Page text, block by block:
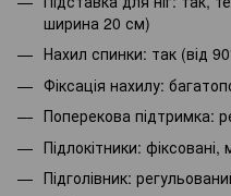
ширина 20 см)
Нахил спинки: так (від
Фіксація нахилу:
Поперекова підтримка:
Підлокітники: фіксовані,
Підголівник: